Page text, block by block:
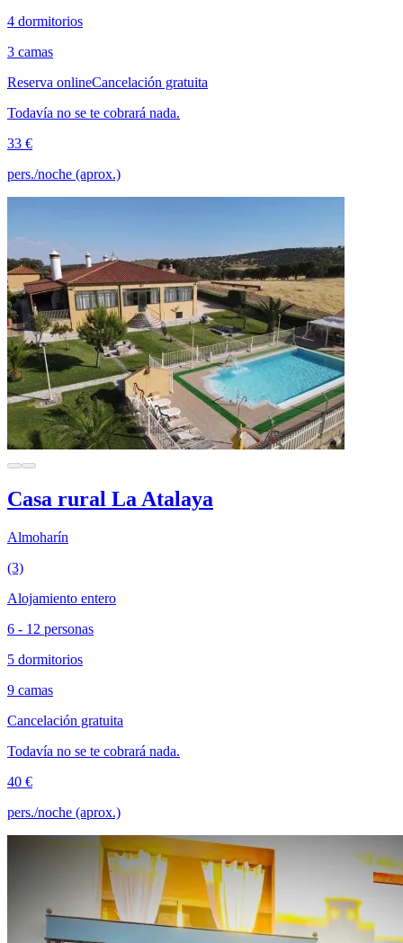
4 dormitorios
3 camas
Reserva onlineCancelación gratuita
Todavía no se te cobrará nada.
33 €
pers./noche (aprox.)
Casa rural La Atalaya
Almoharín
(3)
Alojamiento entero
6 - 12 personas
5 dormitorios
9 camas
Cancelación gratuita
Todavía no se te cobrará nada.
40 €
pers./noche (aprox.)